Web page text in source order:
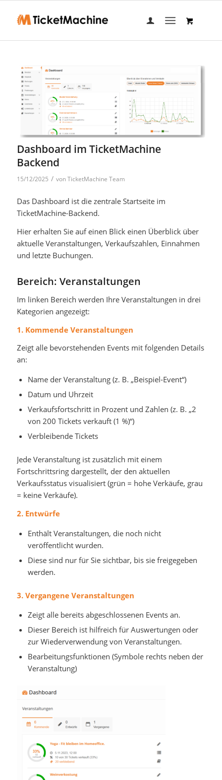
Dashboard im TicketMachine
Backend
15/12/2025 / vonTicketMachine Team
Das Dashboard ist die zentrale Startseite im
TicketMachine-Backend.
Hier erhalten Sie auf einen Blick einen Überblick über
aktuelle Veranstaltungen, Verkaufszahlen, Einnahmen
und letzte Buchungen.
Bereich: Veranstaltungen
Im linken Bereich werden Ihre Veranstaltungen in drei
Kategorien angezeigt:
1. Kommende Veranstaltungen
Zeigt alle bevorstehenden Events mit folgenden Details
an:
Name der Veranstaltung (z. B. „Beispiel-Event“)
Datum und Uhrzeit
Verkaufsfortschritt in Prozent und Zahlen (z. B. „2
von 200 Tickets verkauft (1 %)“)
Verbleibende Tickets
Jede Veranstaltung ist zusätzlich mit einem
Fortschrittsring dargestellt, der den aktuellen
Verkaufsstatus visualisiert (grün = hohe Verkäufe, grau
= keine Verkäufe).
2. Entwürfe
Enthält Veranstaltungen, die noch nicht
veröffentlicht wurden.
Diese sind nur für Sie sichtbar, bis sie freigegeben
werden.
3. Vergangene Veranstaltungen
Zeigt alle bereits abgeschlossenen Events an.
Dieser Bereich ist hilfreich für Auswertungen oder
zur Wiederverwendung von Veranstaltungen.
Bearbeitungsfunktionen (Symbole rechts neben der
Veranstaltung)